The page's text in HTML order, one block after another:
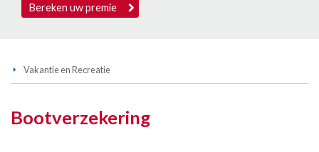
Bereken uw premie
Vakantie en Recreatie
Bootverzekering